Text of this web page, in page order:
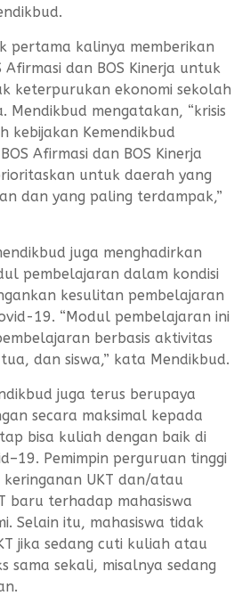
pertama kalinya memberikan
Afirmasi dan BOS Kinerja untuk
keterpurukan ekonomi sekolah
Mendikbud mengatakan, “krisis
kebijakan Kemendikbud
Afirmasi dan BOS Kinerja
untuk daerah yang
dan yang paling terdampak,”
juga menghadirkan
pembelajaran dalam kondisi
kesulitan pembelajaran
19. “Modul pembelajaran ini
berbasis aktivitas
dan siswa,” kata Mendikbud.
juga terus berupaya
secara maksimal kepada
bisa kuliah dengan baik di
Pemimpin perguruan tinggi
UKT dan/atau
baru terhadap mahasiswa
Selain itu, mahasiswa tidak
jika sedang cuti kuliah atau
sama sekali, misalnya sedang